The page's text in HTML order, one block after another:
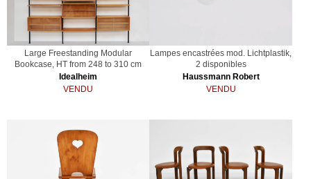
Large Freestanding Modular
Bookcase, HT from 248 to 310 cm
Idealheim
VENDU
Lampes encastrées mod. Lichtplastik,
2 disponibles
Haussmann Robert
VENDU